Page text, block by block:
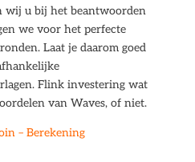
wij u bij het beantwoorden
we voor het perfecte
Laat je daarom goed
Flink investering wat
van Waves, of niet.
– Berekening